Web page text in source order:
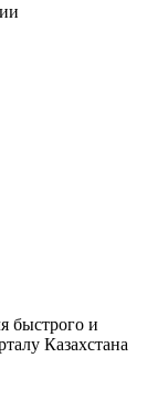
быстрого и
Казахстана